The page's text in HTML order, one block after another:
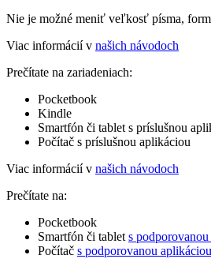
Nie je možné meniť veľkosť písma,
Viac informácií v našich návodoch
Prečítate na zariadeniach:
Pocketbook
Kindle
Smartfón či tablet s príslušnou
Počítač s príslušnou aplikáciou
Viac informácií v našich návodoch
Prečítate na:
Pocketbook
Smartfón či tablet s
Počítač s podporovanou aplikáciou